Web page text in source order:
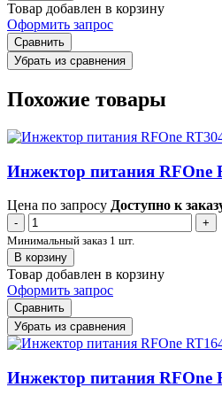
Товар добавлен в корзину
Оформить запрос
Сравнить
Убрать из сравнения
Похожие товары
Инжектор питания RFOne
Цена по запросу Доступно к
-
+
Минимальный заказ 1 шт.
В корзину
Товар добавлен в корзину
Оформить запрос
Сравнить
Убрать из сравнения
Инжектор питания RFOne